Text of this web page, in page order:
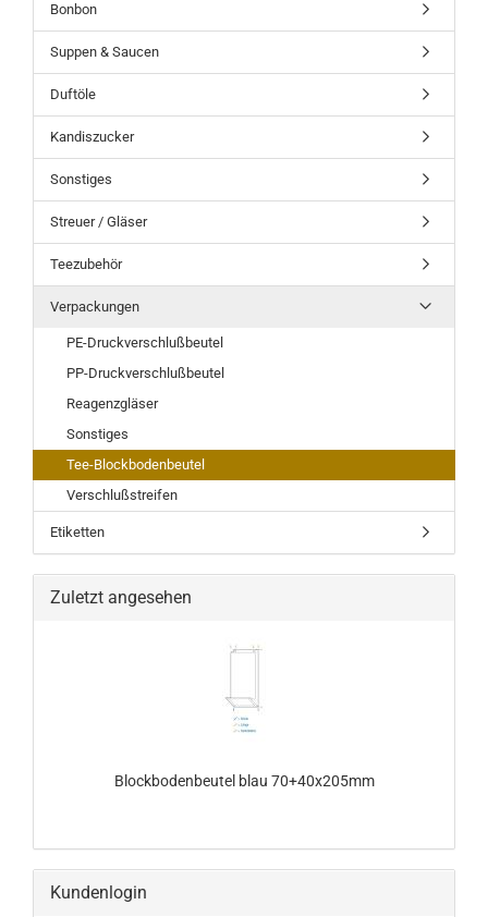
Bonbon
Suppen & Saucen
Duftöle
Kandiszucker
Sonstiges
Streuer / Gläser
Teezubehör
Verpackungen
PE-Druckverschlußbeutel
PP-Druckverschlußbeutel
Reagenzgläser
Sonstiges
Tee-Blockbodenbeutel
Verschlußstreifen
Etiketten
Zuletzt angesehen
Blockbodenbeutel blau 70+40x205mm
Kundenlogin